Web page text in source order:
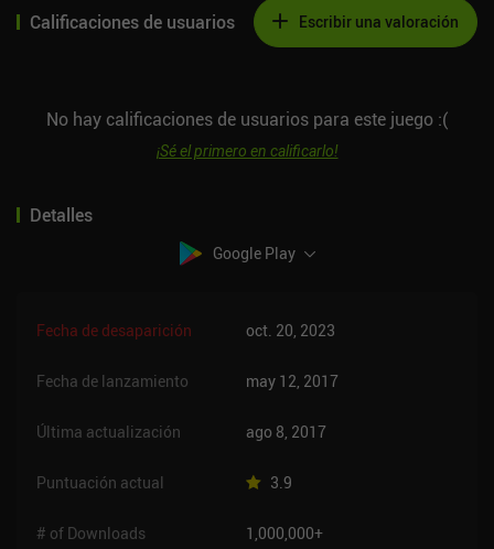
Calificaciones de usuarios Escribir una valoración
No hay calificaciones de usuarios para este juego :(
¡Sé el primero en calificarlo!
Detalles
Google Play
Fecha de desaparición oct. 20, 2023
Fecha de lanzamiento may 12, 2017
Última actualización ago 8, 2017
Puntuación actual 3.9
# of Downloads 1,000,000+